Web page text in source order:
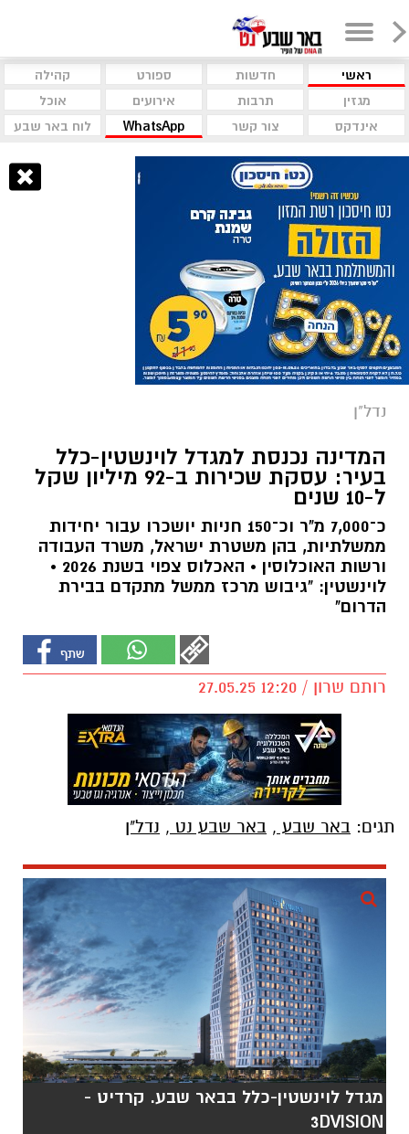
ראשי חדשות ספורט
קהילה
מגזין
תרבות אירועים
אוכל
אינדקס
צור קשר WhatsApp לוח באר שבע
נדל"ן
המדינה נכנסת למגדל לוינשטין-כלל
בעיר: עסקת שכירות ב-92 מיליון שקל
ל-10 שנים
כ־7,000 מ"ר וכ־150 חניות יושכרו עבור יחידות
ממשלתיות, בהן משטרת ישראל, משרד העבודה
ורשות האוכלוסין • האכלוס צפוי בשנת 2026 •
לוינשטין: "גיבוש מרכז ממשל מתקדם בבירת
הדרום"
רותם שרון / 12:20 27.05.25
תגים: באר שבע , באר שבע נט , נדל"ן
מגדל לוינשטין-כלל בבאר שבע. קרדיט -
3DVISION